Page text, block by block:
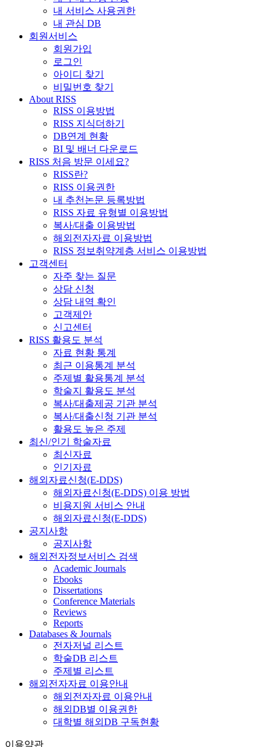
내 서비스 사용권한
내 관심 DB
회원서비스
회원가입
로그인
아이디 찾기
비밀번호 찾기
About RISS
RISS 이용방법
RISS 지식더하기
DB연계 현황
BI 및 배너 다운로드
RISS 처음 방문 이세요?
RISS란?
RISS 이용권한
내 추천논문 등록방법
RISS 자료 유형별 이용방법
복사/대출 이용방법
해외전자자료 이용방법
RISS 정보취약계층 서비스 이용방법
고객센터
자주 찾는 질문
상담 신청
상담 내역 확인
고객제안
신고센터
RISS 활용도 분석
자료 현황 통계
최근 이용통계 분석
주제별 활용통계 분석
학술지 활용도 분석
복사/대출제공 기관 분석
복사/대출신청 기관 분석
활용도 높은 주제
최신/인기 학술자료
최신자료
인기자료
해외자료신청(E-DDS)
해외자료신청(E-DDS) 이용 방법
비용지원 서비스 안내
해외자료신청(E-DDS)
공지사항
공지사항
해외전자정보서비스 검색
Academic Journals
Ebooks
Dissertations
Conference Materials
Reviews
Reports
Databases & Journals
전자저널 리스트
학술DB 리스트
주제별 리스트
해외전자자료 이용안내
해외전자자료 이용안내
해외DB별 이용권한
대학별 해외DB 구독현황
이용약관